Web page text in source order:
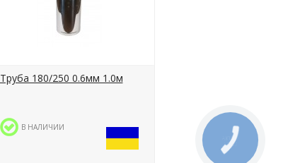
Труба 180/250 0.6мм 1.0м
В НАЛИЧИИ